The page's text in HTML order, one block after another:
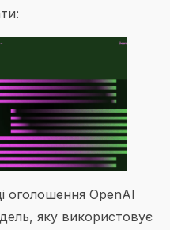
оголошення OpenAI
яку використовує